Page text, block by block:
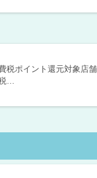
税ポイント還元対象店舗
…